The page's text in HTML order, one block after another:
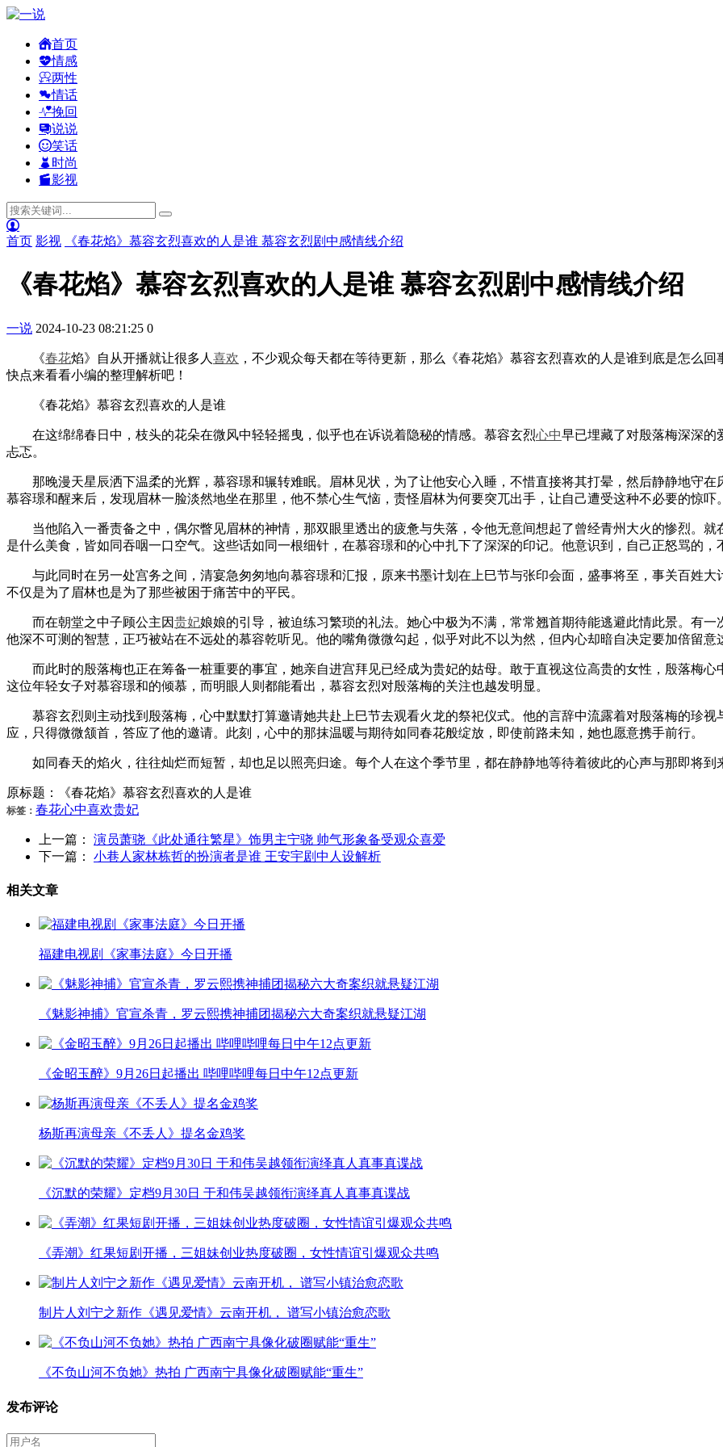
首页
情感
两性
情话
挽回
说说
笑话
时尚
影视
首页 影视 《春花焰》慕容玄烈喜欢的人是谁 慕容玄烈剧中感情线介绍
《春花焰》慕容玄烈喜欢的人是谁 慕容玄烈剧中感情线介绍
一说 2024-10-23 08:21:25 0
《春花焰》自从开播就让很多人 喜欢 ，不少观众每天都在等待更新，那么《春花焰》慕容玄烈喜欢的人是谁到底是怎么
快点来看看小编的整理解析吧！
《春花焰》慕容玄烈喜欢的人是谁
在这绵绵春日中，枝头的花朵在微风中轻轻摇曳，似乎也在诉说着隐秘的情感。慕容玄烈心中早已埋藏了对殷落梅深深的
忐忑。
那晚漫天星辰洒下温柔的光辉，慕容璟和辗转难眠。眉林见状，为了让他安心入睡，不惜直接将其打晕，然后静静地守在
慕容璟和醒来后，发现眉林一脸淡然地坐在那里，他不禁心生气恼，责怪眉林为何要突兀出手，让自己遭受这种不必要的惊吓。
当他陷入一番责备之中，偶尔瞥见眉林的神情，那双眼里透出的疲惫与失落，令他无意间想起了曾经青州大火的惨烈。就
是什么美食，皆如同吞咽一口空气。这些话如同一根细针，在慕容璟和的心中扎下了深深的印记。他意识到，自己正怒骂的，
与此同时在另一处宫务之间，清宴急匆匆地向慕容璟和汇报，原来书墨计划在上巳节与张印会面，盛事将至，事关百姓大
不仅是为了眉林也是为了那些被困于痛苦中的平民。
而在朝堂之中子顾公主因贵妃娘娘的引导，被迫练习繁琐的礼法。她心中极为不满，常常翘首期待能逃避此情此景。有
他深不可测的智慧，正巧被站在不远处的慕容乾听见。他的嘴角微微勾起，似乎对此不以为然，但内心却暗自决定要加倍留意
而此时的殷落梅也正在筹备一桩重要的事宜，她亲自进宫拜见已经成为贵妃的姑母。敢于直视这位高贵的女性，殷落梅心
这位年轻女子对慕容璟和的倾慕，而明眼人则都能看出，慕容玄烈对殷落梅的关注也越发明显。
慕容玄烈则主动找到殷落梅，心中默默打算邀请她共赴上巳节去观看火龙的祭祀仪式。他的言辞中流露着对殷落梅的珍视
应，只得微微颔首，答应了他的邀请。此刻，心中的那抹温暖与期待如同春花般绽放，即使前路未知，她也愿意携手前行。
如同春天的焰火，往往灿烂而短暂，却也足以照亮归途。每个人在这个季节里，都在静静地等待着彼此的心声与那即将到
原标题：《春花焰》慕容玄烈喜欢的人是谁
标签： 春花心中喜欢贵妃
上一篇：
演员萧骁《此处通往繁星》饰男主宁骁 帅气形象备受观众喜爱
下一篇：
小巷人家林栋哲的扮演者是谁 王安宇剧中人设解析
相关文章
福建电视剧《家事法庭》今日开播
《魅影神捕》官宣杀青，罗云熙携神捕团揭秘六大奇案织就悬疑江湖
《金昭玉醉》9月26日起播出 哔哩哔哩每日中午12点更新
杨斯再演母亲《不丢人》提名金鸡奖
《沉默的荣耀》定档9月30日 于和伟吴越领衔演绎真人真事真谍战
《弄潮》红果短剧开播，三姐妹创业热度破圈，女性情谊引爆观众共鸣
制片人刘宁之新作《遇见爱情》云南开机， 谱写小镇治愈恋歌
《不负山河不负她》热拍 广西南宁具像化破圈赋能“重生”
发布评论